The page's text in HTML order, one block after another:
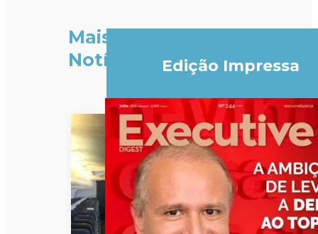
Mais
Notícias
Edição Impressa